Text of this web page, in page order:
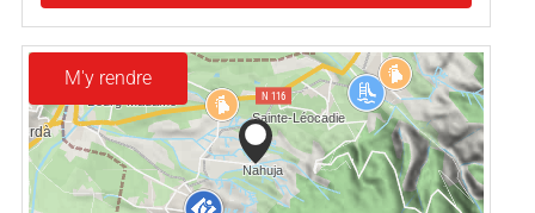
M'y rendre